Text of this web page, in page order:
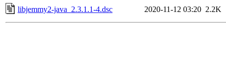
libjemmy2-java_2.3.1.1-4.dsc
2020-11-12 03:20 2.2K